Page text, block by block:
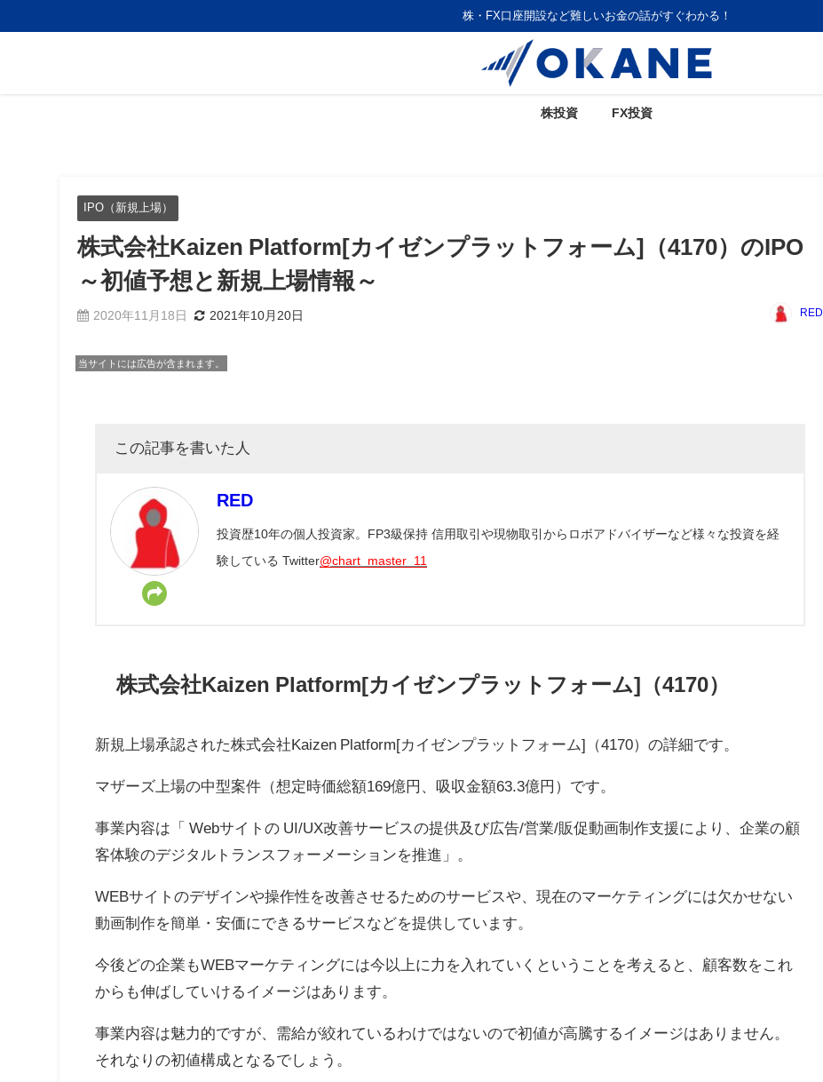
株・FX口座開設など難しいお金の話がすぐわかる！
株投資 FX投資
IPO（新規上場）
株式会社Kaizen Platform[カイゼンプラットフォーム]（4170）のIPO
～初値予想と新規上場情報～
2020年11月18日 2021年10月20日 RED
当サイトには広告が含まれます。
この記事を書いた人
RED
投資歴10年の個人投資家。FP3級保持 信用取引や現物取引からロボアドバイザーなど様々な投資を経
験している Twitter@chart_master_11
株式会社Kaizen Platform[カイゼンプラットフォーム]（4170）
新規上場承認された株式会社Kaizen Platform[カイゼンプラットフォーム]（4170）の詳細です。
マザーズ上場の中型案件（想定時価総額169億円、吸収金額63.3億円）です。
事業内容は「 Webサイトの UI/UX改善サービスの提供及び広告/営業/販促動画制作支援により、企業の顧
客体験のデジタルトランスフォーメーションを推進」。
WEBサイトのデザインや操作性を改善させるためのサービスや、現在のマーケティングには欠かせない
動画制作を簡単・安価にできるサービスなどを提供しています。
今後どの企業もWEBマーケティングには今以上に力を入れていくということを考えると、顧客数をこれ
からも伸ばしていけるイメージはあります。
事業内容は魅力的ですが、需給が絞れているわけではないので初値が高騰するイメージはありません。
それなりの初値構成となるでしょう。